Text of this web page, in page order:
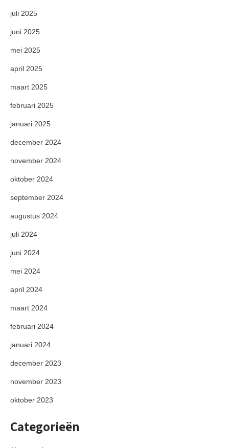
juli 2025
juni 2025
mei 2025
april 2025
maart 2025
februari 2025
januari 2025
december 2024
november 2024
oktober 2024
september 2024
augustus 2024
juli 2024
juni 2024
mei 2024
april 2024
maart 2024
februari 2024
januari 2024
december 2023
november 2023
oktober 2023
Categorieën